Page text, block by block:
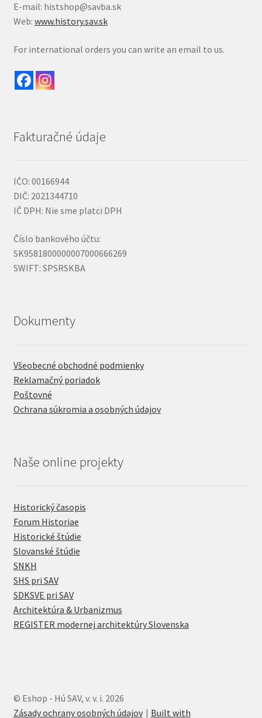
E-mail: histshop@savba.sk
Web: www.history.sav.sk
For international orders you can write an email to us.
Fakturačné údaje
IČO: 00166944
DIČ: 2021344710
IČ DPH: Nie sme platci DPH
Číslo bankového účtu:
SK9581800000007000666269
SWIFT: SPSRSKBA
Dokumenty
Všeobecné obchodné podmienky
Reklamačný poriadok
Poštovné
Ochrana súkromia a osobných údajov
Naše online projekty
Historický časopis
Forum Historiae
Historické štúdie
Slovanské štúdie
SNKH
SHS pri SAV
SDKSVE pri SAV
Architektúra & Urbanizmus
REGISTER modernej architektúry Slovenska
© Eshop - Hú SAV, v. v. i. 2026
Zásady ochrany osobných údajov
Built with